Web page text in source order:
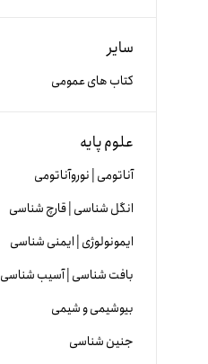
سایر
کتاب های عمومی
علوم پایه
آناتومی | نوروآناتومی
انگل شناسی | قارچ شناسی
ایمونولوژی | ایمنی شناسی
بافت شناسی | آسیب شناسی
بیوشیمی و شیمی
جنین شناسی